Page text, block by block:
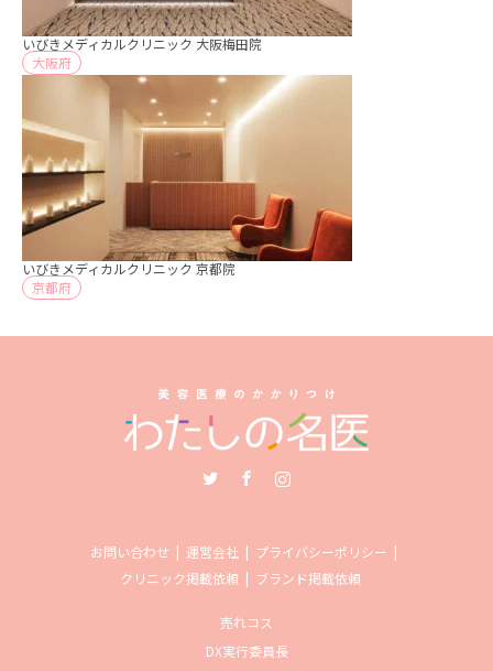
いびきメディカルクリニック 大阪梅田院
大阪府
いびきメディカルクリニック 京都院
京都府
お問い合わせ 運営会社
プライバシーポリシー
クリニック掲載依頼
ブランド掲載依頼
売れコス
DX実行委員長